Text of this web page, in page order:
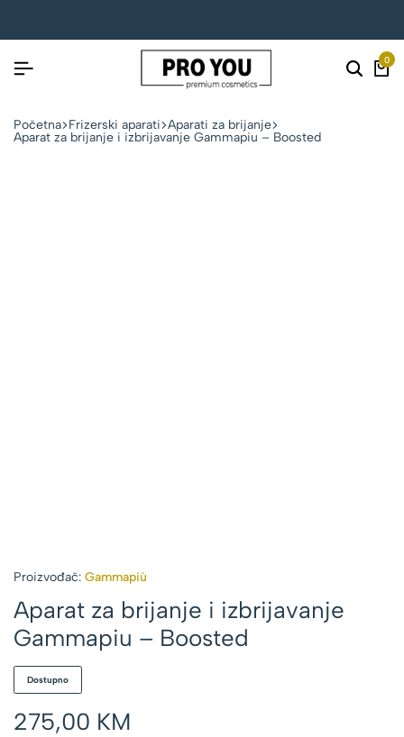
0
Početna Frizerski aparati Aparati za brijanje
Aparat za brijanje i izbrijavanje Gammapiu – Boosted
Proizvođač: Gammapiù
Aparat za brijanje i izbrijavanje
Gammapiu – Boosted
Dostupno
275,00 KM